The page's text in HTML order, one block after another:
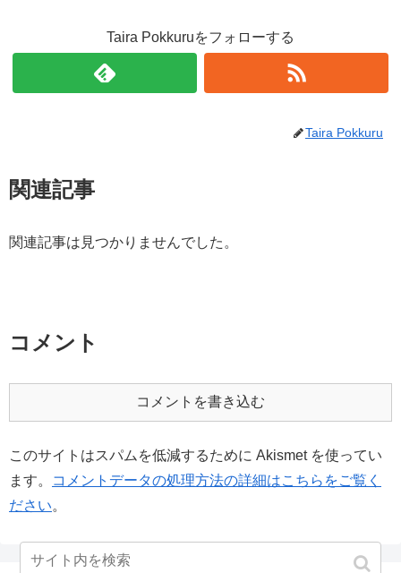
Taira Pokkuruをフォローする
Taira Pokkuru
関連記事
関連記事は見つかりませんでした。
コメント
コメントを書き込む
このサイトはスパムを低減するために Akismet を使ってい
ます。
コメントデータの処理方法の詳細はこちらをご覧く
ださい。